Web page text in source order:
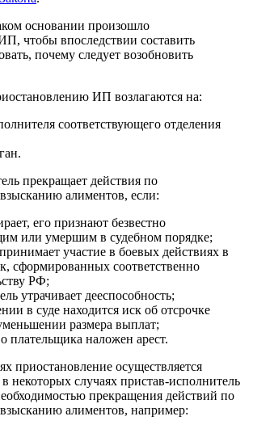
основании произошло
чтобы впоследствии составить
почему следует возобновить
ИП возлагаются на:
соответствующего отделения
прекращает действия по
алиментов, если:
его признают безвестно
или умершим в судебном порядке;
участие в боевых действиях в
сформированных соответственно
РФ;
утрачивает дееспособность;
в суде находится иск об отсрочке
размера выплат;
плательщика наложен арест.
приостановление осуществляется
некоторых случаях пристав-исполнитель
прекращения действий по
алиментов, например: